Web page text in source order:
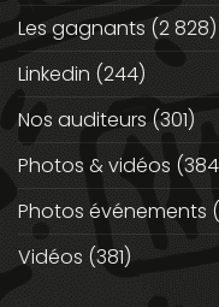
Les gagnants (2 828)
Linkedin (244)
Nos auditeurs (301)
Photos & vidéos
Photos événements
Vidéos (381)